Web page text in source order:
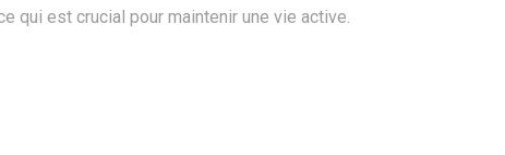
qui est crucial pour maintenir une vie active.